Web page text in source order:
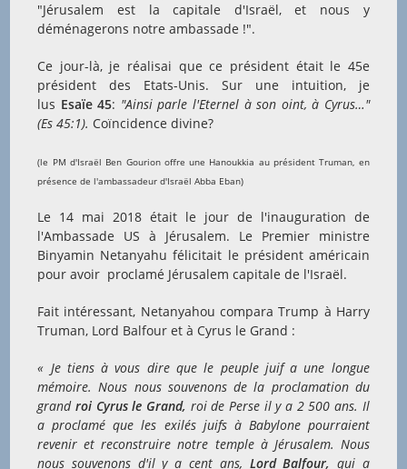
"Jérusalem est la capitale d'Israël, et nous y
déménagerons notre ambassade !".
Ce jour-là, je réalisai que ce président était le 45e
président des Etats-Unis. Sur une intuition, je
lus Esaïe 45: "Ainsi parle l'Eternel à son oint, à Cyrus…"
(Es 45:1). Coïncidence divine?
(le PM d'Israël Ben Gourion offre une Hanoukkia au président Truman, en
présence de l'ambassadeur d'Israël Abba Eban)
Le 14 mai 2018 était le jour de l'inauguration de
l'Ambassade US à Jérusalem. Le Premier ministre
Binyamin Netanyahu félicitait le président américain
pour avoir proclamé Jérusalem capitale de l'Israël.
Fait intéressant, Netanyahou compara Trump à Harry
Truman, Lord Balfour et à Cyrus le Grand :
« Je tiens à vous dire que le peuple juif a une longue
mémoire. Nous nous souvenons de la proclamation du
grand roi Cyrus le Grand, roi de Perse il y a 2 500 ans. Il
a proclamé que les exilés juifs à Babylone pourraient
revenir et reconstruire notre temple à Jérusalem. Nous
nous souvenons d'il y a cent ans, Lord Balfour, qui a